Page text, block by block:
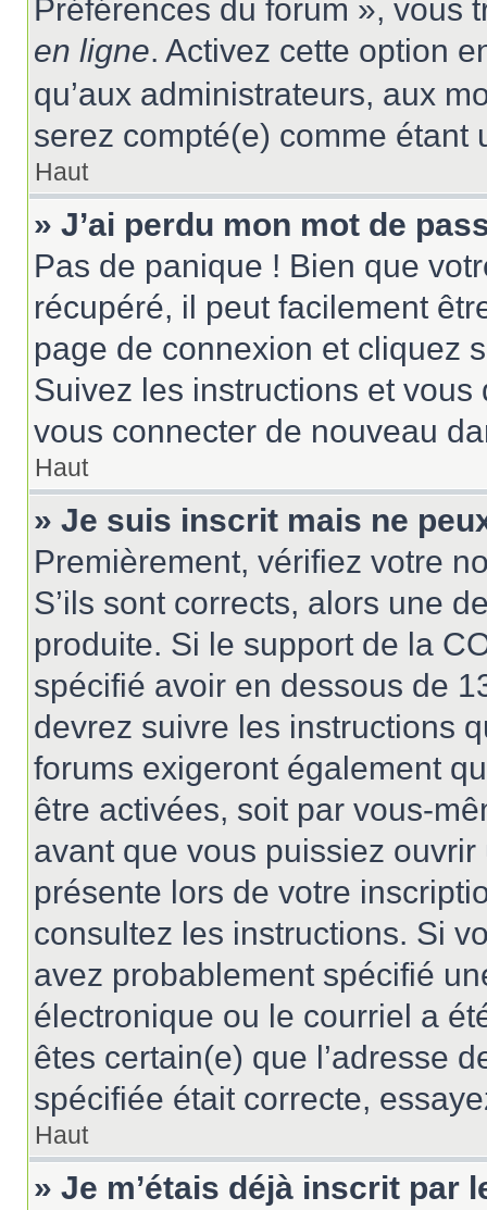
Préférences du forum », vous
en ligne. Activez cette option
qu’aux administrateurs, aux
serez compté(e) comme étant
Haut
» J’ai perdu mon mot de
Pas de panique ! Bien que
récupéré, il peut facilement
page de connexion et cliquez
Suivez les instructions et
vous connecter de nouveau
Haut
» Je suis inscrit mais ne
Premièrement, vérifiez votre
S’ils sont corrects, alors une
produite. Si le support de la
spécifié avoir en dessous de
devrez suivre les instructions
forums exigeront également
être activées, soit par vous-
avant que vous puissiez
présente lors de votre
consultez les instructions. Si
avez probablement spécifié
électronique ou le courriel a
êtes certain(e) que l’adresse
spécifiée était correcte,
Haut
» Je m’étais déjà inscrit par